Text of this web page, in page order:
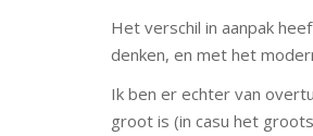
Het verschil in aanpak
denken, en met het
Ik ben er echter van
groot is (in casu het